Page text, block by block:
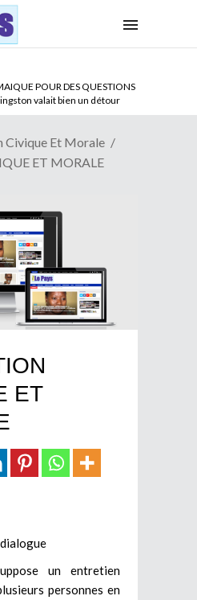
POUR DES QUESTIONS
valait bien un détour
Civique Et Morale
ET MORALE
ET
un entretien
personnes en